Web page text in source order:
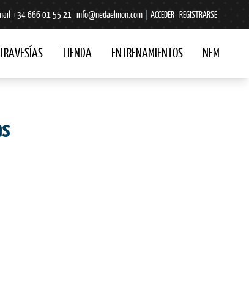
+34 666 01 55 21 info@nedaelmon.com ACCEDER REGISTRARSE
TIENDA ENTRENAMIENTOS NEM